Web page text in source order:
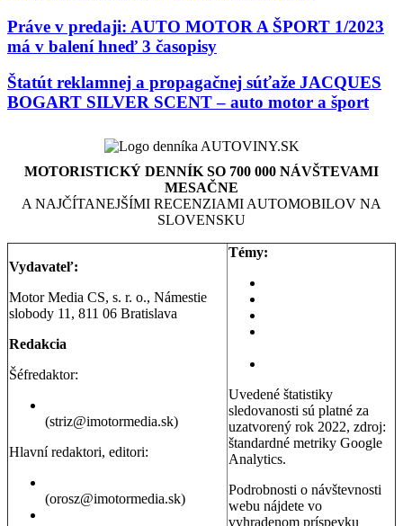
Práve v predaji: AUTO MOTOR A ŠPORT 1/2023
má v balení hneď 3 časopisy
Štatút reklamnej a propagačnej súťaže JACQUES
BOGART SILVER SCENT – auto motor a šport
MOTORISTICKÝ DENNÍK SO 700 000 NÁVŠTEVAMI
MESAČNE
A NAJČÍTANEJŠÍMI RECENZIAMI AUTOMOBILOV NA
SLOVENSKU
Vydavateľ:
Motor Media CS, s. r. o., Námestie
slobody 11, 811 06 Bratislava
Redakcia
Šéfredaktor:
(striz@imotormedia.sk)
Hlavní redaktori, editori:
(orosz@imotormedia.sk)
Témy:
Uvedené štatistiky
sledovanosti sú platné za
uzatvorený rok 2022, zdroj:
štandardné metriky Google
Analytics.
Podrobnosti o návštevnosti
webu nájdete vo
vyhradenom príspevku